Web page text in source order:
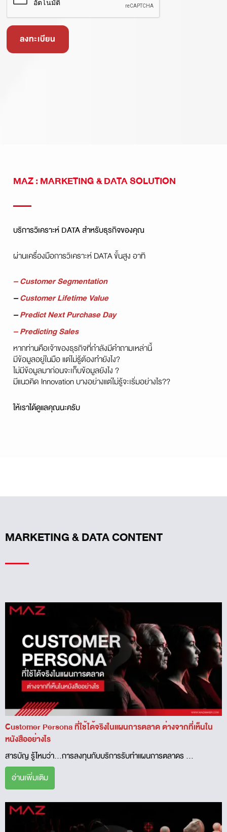
MAZ : MARKETING & DATA SOLUTION
บริการวิเคราะห์ DATA สำหรับธุรกิจของคุณ
ผ่านเครื่องมือการวิเคราะห์ DATA ขั้นสูง อาทิ
– Customer Segmentation
–Customer Lifetime Value
–Predict Next Purchase Day
– Predicting Sales
หากท่านคือเจ้าของธุรกิจที่กำลังมีคำถามเหล่านี้
มีข้อมูลอยู่ในมือ แต่ไม่รู้ต้องทำยังไง?
ไม่มีข้อมูลมาก่อนจะเก็บข้อมูลยังไง ?
มีแนวคิด Innovation บางอย่างแต่ไม่รู้จะเริ่มอย่างไร??
ให้เราได้ดูแลคุณนะครับ
MARKETING & DATA CONTENT
Customer Persona ที่ใช้ได้จริงในแผนการตลาด ต่างจากที่เห็นใน
หนังสืออย่างไร
สารบัญ รู้ไหมว่า…การลงทุนกับบริการรับทำแผนการตลาดร ...
อ่านเพิ่มเติม